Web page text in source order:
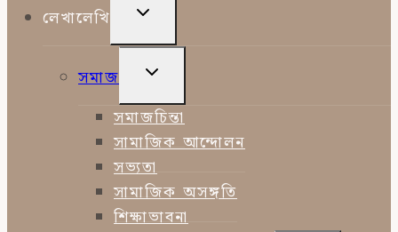
লেখালেখি
TOGGLE
MENU
সমাজ
TOGGLE
MENU
সমাজচিন্তা
সামাজিক আন্দোলন
সভ্যতা
সামাজিক অসঙ্গতি
শিক্ষাভাবনা